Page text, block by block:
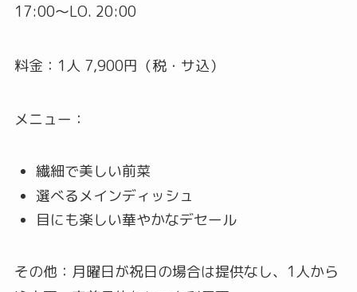
17:00～LO. 20:00
料金：1人 7,900円（税・サ込）
メニュー：
繊細で美しい前菜
選べるメインディッシュ
目にも楽しい華やかなデセール
その他：月曜日が祝日の場合は提供なし、1人から